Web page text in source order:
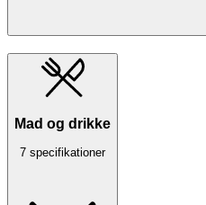
Mad og drikke
7 specifikationer